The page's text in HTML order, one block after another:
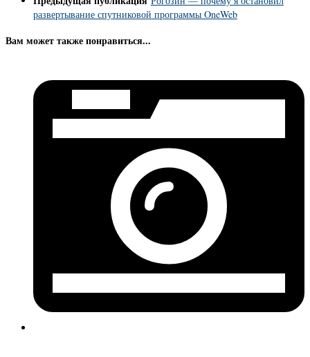
развертывание спутниковой программы OneWeb
Вам может также понравиться...